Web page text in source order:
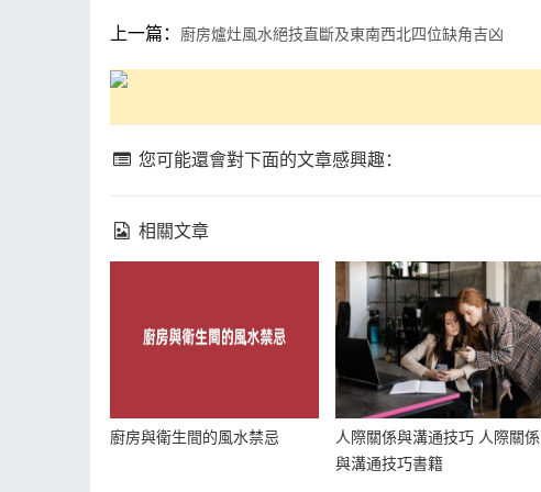
上一篇： 廚房爐灶風水絕技直斷及東南西北四位缺角吉凶
您可能還會對下面的文章感興趣：
相關文章
廚房與衛生間的風水禁忌
人際關係與溝通技巧 人際關係
與溝通技巧書籍